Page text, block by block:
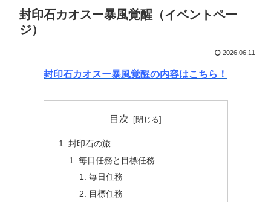
封印石カオスー暴風覚醒（イベントペー
ジ）
2026.06.11
封印石カオスー暴風覚醒の内容はこちら！
目次
封印石の旅
毎日任務と目標任務
毎日任務
目標任務